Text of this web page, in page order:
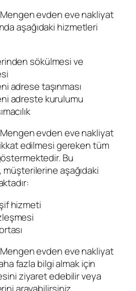
evden eve nakliyat
aşağıdaki hizmetleri
sökülmesi ve
adrese taşınması
adreste kurulumu
evden eve nakliyat
edilmesi gereken tüm
Bu
müşterilerine aşağıdaki
hizmeti
evden eve nakliyat
fazla bilgi almak için
ziyaret edebilir veya